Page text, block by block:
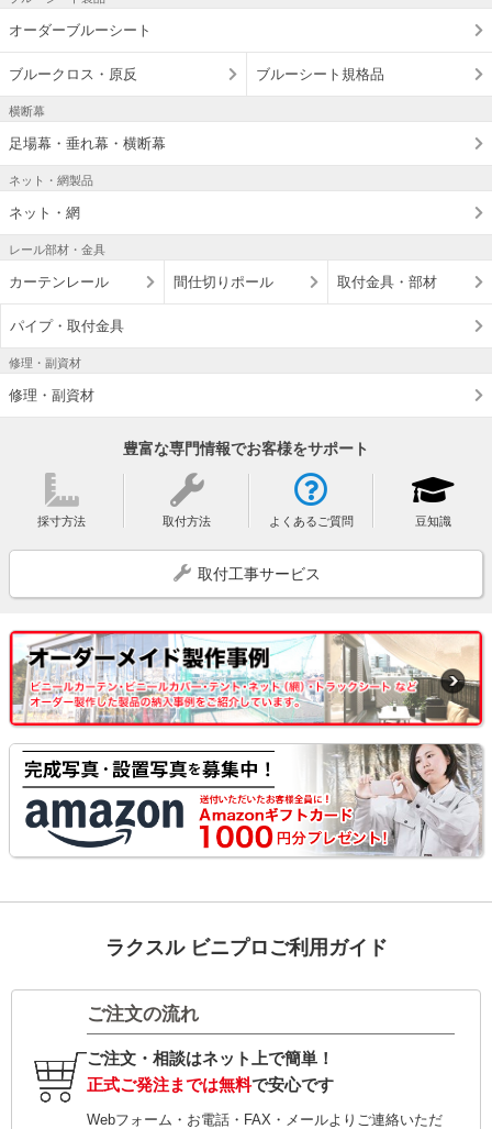
オーダーブルーシート
ブルークロス・原反 ブルーシート規格品
横断幕
足場幕・垂れ幕・横断幕
ネット・網製品
ネット・網
レール部材・金具
カーテンレール 間仕切りポール 取付金具・部材
パイプ・取付金具
修理・副資材
修理・副資材
豊富な専門情報でお客様をサポート
採寸方法 取付方法 よくあるご質問 豆知識
取付工事サービス
ラクスル ビニプロご利用ガイド
ご注文の流れ
ご注文・相談はネット上で簡単！
正式ご発注までは無料で安心です
Webフォーム・お電話・FAX・メールよりご連絡いただ